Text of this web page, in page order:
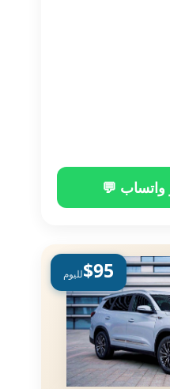
واتساب 💬
$95لليوم